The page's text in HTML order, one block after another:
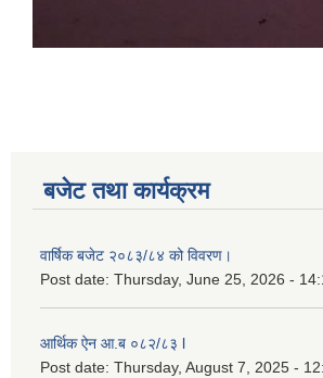
बजेट तथा कार्यक्रम
वार्षिक बजेट २०८३/८४ को विवरण।
Post date: Thursday, June 25, 2026 -
आर्थिक ऐन आ.ब ०८२/८३ l
Post date: Thursday, August 7, 2025 -